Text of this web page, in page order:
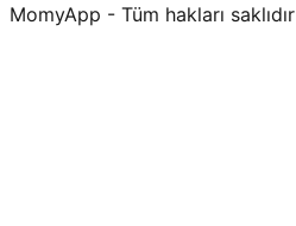
MomyApp - Tüm hakları saklıdır